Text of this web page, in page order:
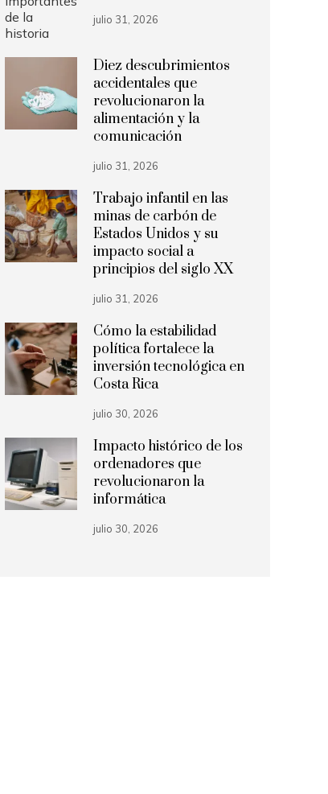
julio 31, 2026
Diez descubrimientos
accidentales que
revolucionaron la
alimentación y la
comunicación
julio 31, 2026
Trabajo infantil en las
minas de carbón de
Estados Unidos y su
impacto social a
principios del siglo XX
julio 31, 2026
Cómo la estabilidad
política fortalece la
inversión tecnológica en
Costa Rica
julio 30, 2026
Impacto histórico de los
ordenadores que
revolucionaron la
informática
julio 30, 2026